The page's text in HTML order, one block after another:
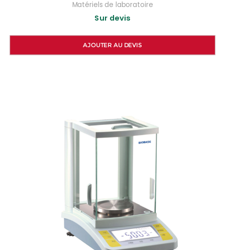
Matériels de laboratoire
Sur devis
AJOUTER AU DEVIS